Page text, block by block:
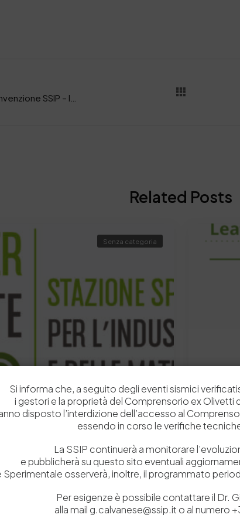
Related Posts
Senza categoria
– DPCM 15-09-23
direttoriale dell’11 ottobre
del 16/05/2025,…
0 0
14
Notizie,
by
Si informa che, a seguito degli eventi sismici
i gestori e la proprietà del Comprensorio ex Olivetti
disposto l’interdizione dell’accesso al
essendo in corso le verifiche
La SSIP continuerà a monitorare
e pubblicherà su questo sito eventuali
Sperimentale osserverà, inoltre, il programmato
Per esigenze è possibile contattare il Dr.
alla mail g.calvanese@ssip.it o al numero